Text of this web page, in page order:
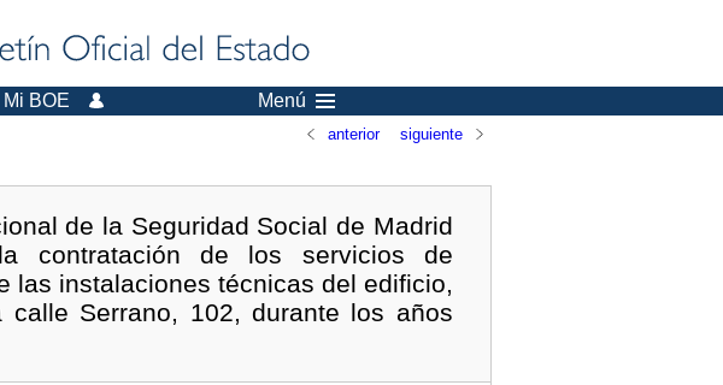
Mi BOE Menú
anterior siguiente
de la Seguridad Social de Madrid
contratación de los servicios de
las instalaciones técnicas del edificio,
Serrano, 102, durante los años